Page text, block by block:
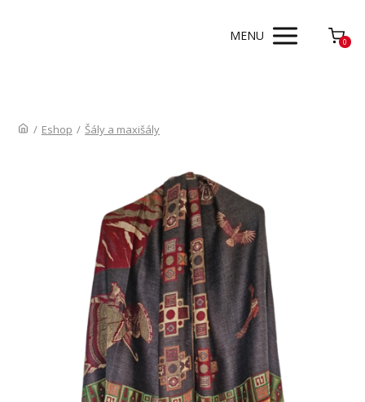
MENU 0
/ Eshop / Šály a maxišály